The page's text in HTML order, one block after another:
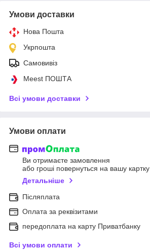
Умови доставки
Нова Пошта
Укрпошта
Самовивіз
Meest ПОШТА
Всі умови доставки
Умови оплати
Ви отримаєте замовлення
або гроші повернуться на вашу картку
Детальніше
Післяплата
Оплата за реквізитами
передоплата на карту Приватбанку
Всі умови оплати